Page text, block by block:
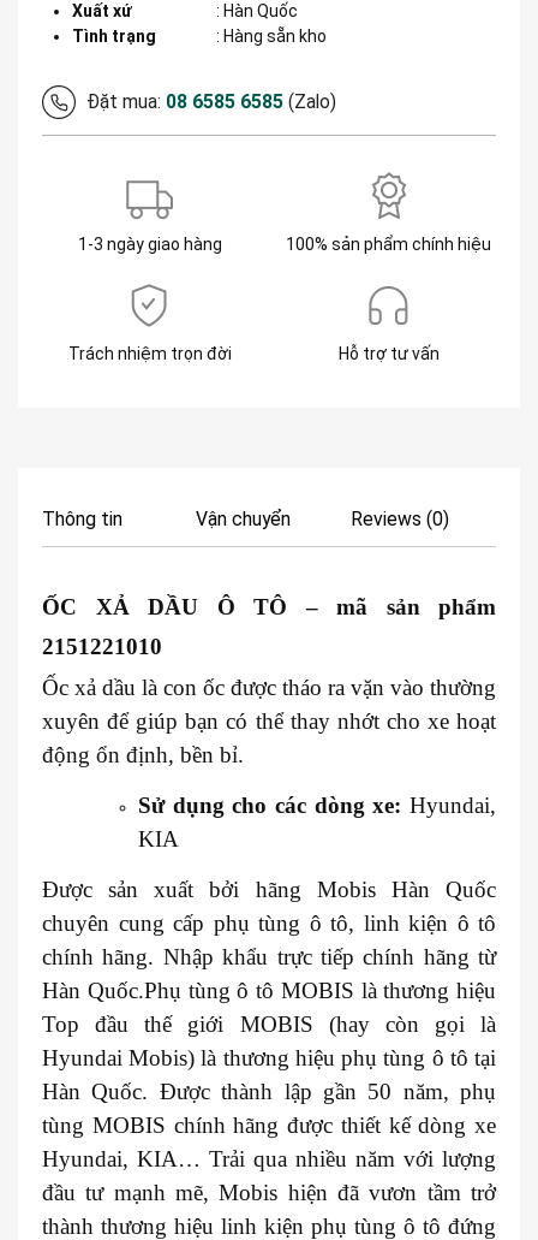
Xuất xứ : Hàn Quốc
Tình trạng
: Hàng sẵn kho
Đặt mua: 08 6585 6585 (Zalo)
1-3 ngày giao hàng 100% sản phẩm chính hiệu
Trách nhiệm trọn đời Hỗ trợ tư vấn
Thông tin Vận chuyển Reviews (0)
ỐC XẢ DẦU Ô TÔ– mã sản phẩm
2151221010
Ốc xả dầu là con ốc được tháo ra vặn vào thường
xuyên để giúp bạn có thể thay nhớt cho xe hoạt
động ổn định, bền bỉ.
Sử dụng cho các dòng xe: Hyundai,
KIA
Được sản xuất bởi hãng Mobis Hàn Quốc
chuyên cung cấp phụ tùng ô tô, linh kiện ô tô
chính hãng. Nhập khẩu trực tiếp chính hãng từ
Hàn Quốc.Phụ tùng ô tô MOBIS là thương hiệu
Top đầu thế giới MOBIS (hay còn gọi là
Hyundai Mobis) là thương hiệu phụ tùng ô tô tại
Hàn Quốc. Được thành lập gần 50 năm, phụ
tùng MOBIS chính hãng được thiết kế dòng xe
Hyundai, KIA… Trải qua nhiều năm với lượng
đầu tư mạnh mẽ, Mobis hiện đã vươn tầm trở
thành thương hiệu linh kiện phụ tùng ô tô đứng